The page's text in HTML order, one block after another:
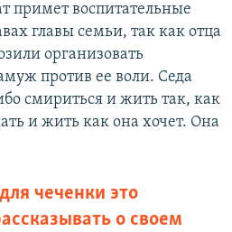
примет воспитательные
главы семьи, так как отца
организовать
против ее воли. Седа
смириться и жить так, как
и жить как она хочет. Она
чеченки это
о своем